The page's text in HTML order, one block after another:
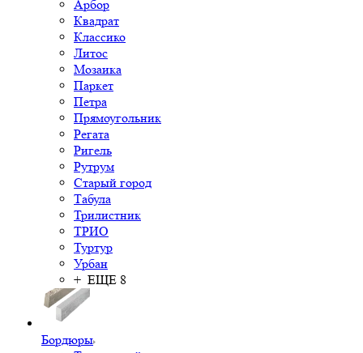
Арбор
Квадрат
Классико
Литос
Мозаика
Паркет
Петра
Прямоугольник
Регата
Ригель
Рутрум
Старый город
Табула
Трилистник
ТРИО
Туртур
Урбан
+ ЕЩЕ 8
Бордюры